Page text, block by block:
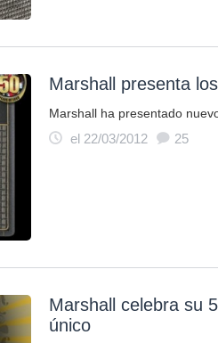
Marshall presenta
Marshall ha presentado
el 22/03/2012
25
Marshall celebra su
único